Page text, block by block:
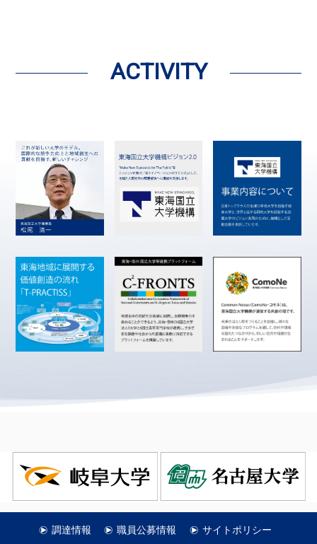
ACTIVITY
調達情報 職員公募情報 サイトポリシー